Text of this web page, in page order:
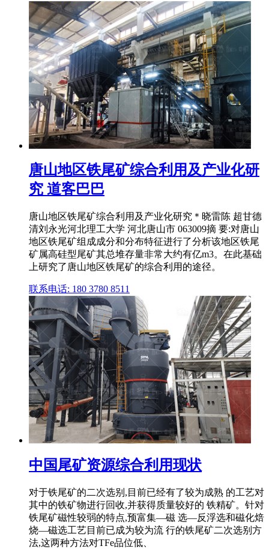
唐山地区铁尾矿综合利用及产业化研
究 道客巴巴
唐山地区铁尾矿综合利用及产业化研究＊晓雷陈 超甘德
清刘永光河北理工大学 河北唐山市 063009摘 要:对唐山
地区铁尾矿组成成分和分布特征进行了分析该地区铁尾
矿属高硅型尾矿其总堆存量非常大约有亿m3。在此基础
上研究了唐山地区铁尾矿的综合利用的途径。
联系电话: 180 3780 8511
中国尾矿资源综合利用现状
对于铁尾矿的二次选别,目前已经有了较为成熟 的工艺对
其中的铁矿物进行回收,并获得质量较好的 铁精矿。针对
铁尾矿磁性较弱的特点,预富集—磁 选—反浮选和磁化焙
烧—磁选工艺目前已成为较为流 行的铁尾矿二次选别方
法,这两种方法对TFe品位低、